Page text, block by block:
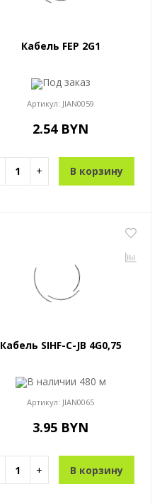
Кабель FEP 2G1
Под заказ
Артикул: JIAN0059
2.54 BYN
+ В корзину
Кабель SIHF-C-JB 4G0,75
В наличии 480 м
Артикул: JIAN0065
3.95 BYN
+ В корзину